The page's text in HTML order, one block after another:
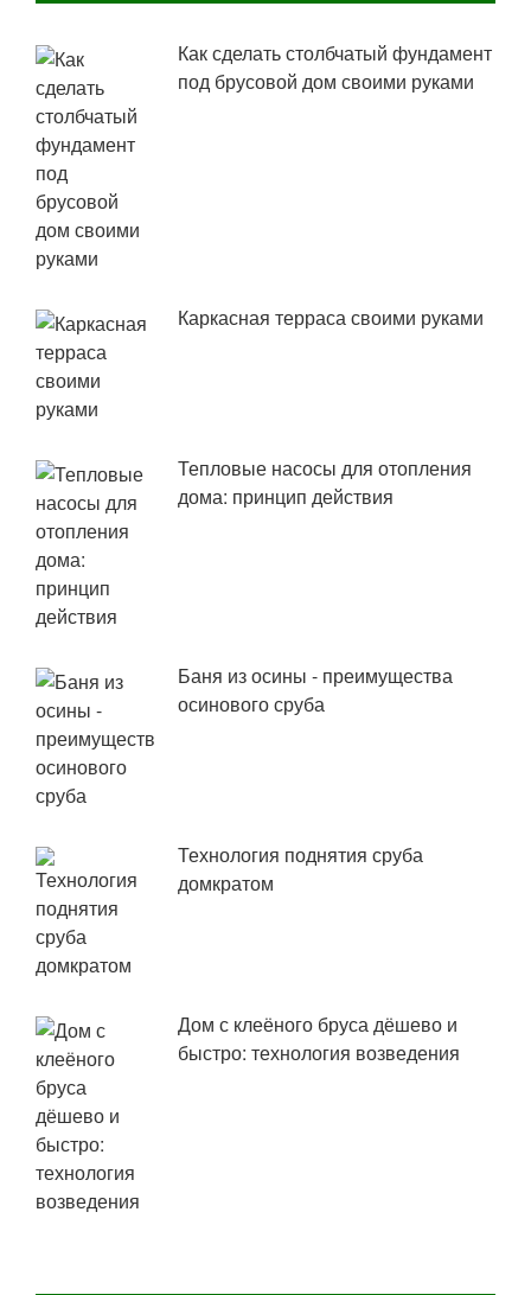
Как сделать столбчатый фундамент
под брусовой дом своими руками
Каркасная терраса своими руками
Тепловые насосы для отопления
дома: принцип действия
Баня из осины - преимущества
осинового сруба
Технология поднятия сруба
домкратом
Дом с клеёного бруса дёшево и
быстро: технология возведения